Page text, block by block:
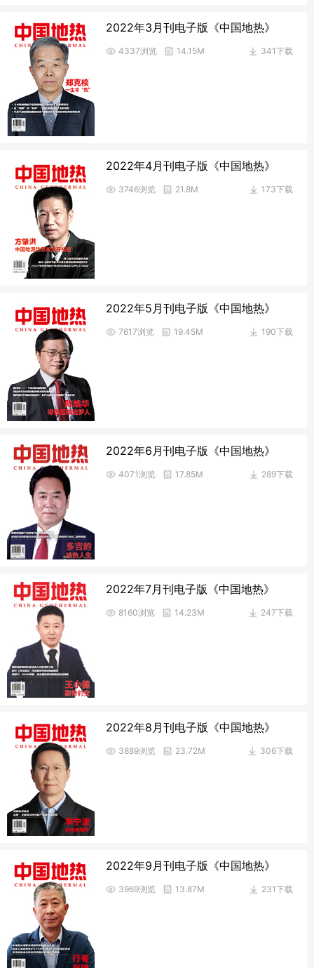
2022年3月刊电子版《中国地热》
341下载
4337浏览 14.15M
2022年4月刊电子版《中国地热》
173下载
3746浏览 21.8M
2022年5月刊电子版《中国地热》
190下载
7617浏览 19.45M
2022年6月刊电子版《中国地热》
289下载
4071浏览 17.85M
2022年7月刊电子版《中国地热》
247下载
8160浏览 14.23M
2022年8月刊电子版《中国地热》
306下载
3889浏览 23.72M
2022年9月刊电子版《中国地热》
231下载
3969浏览 13.87M